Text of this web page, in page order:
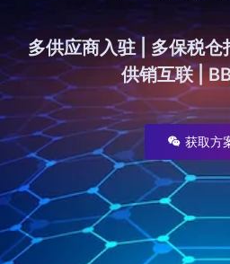
多供应商入驻 | 多保税仓
供销互联 |
wechat 获取方